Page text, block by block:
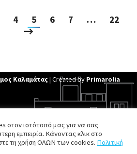
4 5 6 7 … 22
Καλαμάτας| Created by Primarolia
στον ιστότοπό μας για να σας
εμπειρία. Κάνοντας κλικ στο
τη χρήση ΟΛΩΝ των cookies. Πολιτική